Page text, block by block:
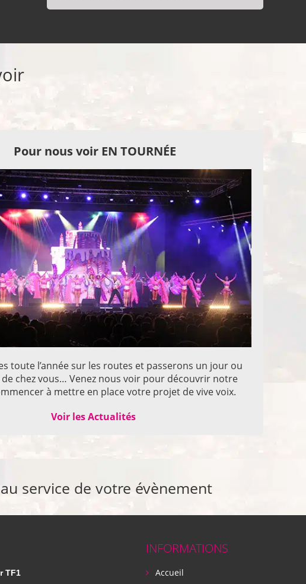
Pour nous voir EN TOURNÉE
toute l’année sur les routes et passerons un jour ou
de chez vous… Venez nous voir pour découvrir notre
à mettre en place votre projet de vive voix.
Voir les Actualités
service de votre évènement
TF1
INFORMATIONS
Accueil